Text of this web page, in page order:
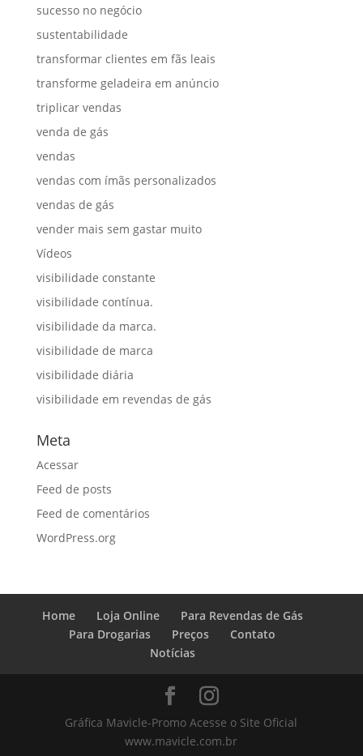
sucesso no negócio
sustentabilidade
transformar clientes em fãs leais
transforme geladeira em anúncio
triplicar vendas
venda de gás
vendas
vendas com ímãs personalizados
vendas de gás
vender mais sem gastar muito
Vídeos
visibilidade constante
visibilidade contínua.
visibilidade da marca.
visibilidade de marca
visibilidade diária
visibilidade em revendas de gás
Meta
Acessar
Feed de posts
Feed de comentários
WordPress.org
Home Loja Online
Para Revendas de Gás
Para Drogarias
Preços
Contato
Notícias
Gráfica Mavicle-Promo Acesse o Site Oficial
www.mavicle.com.br